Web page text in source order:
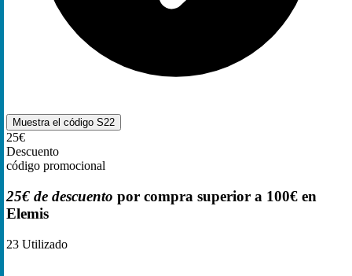
Muestra el código S22
25€
Descuento
código promocional
25€ de descuento por compra superior a 100€ en
Elemis
23 Utilizado